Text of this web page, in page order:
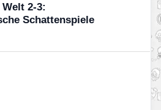
Welt 2-3:
Schattenspiele